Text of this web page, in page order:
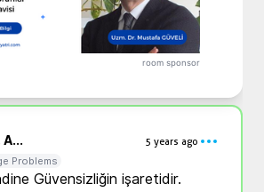
room sponsor
A...
5 years ago
Problems
Güvensizliğin işaretidir.